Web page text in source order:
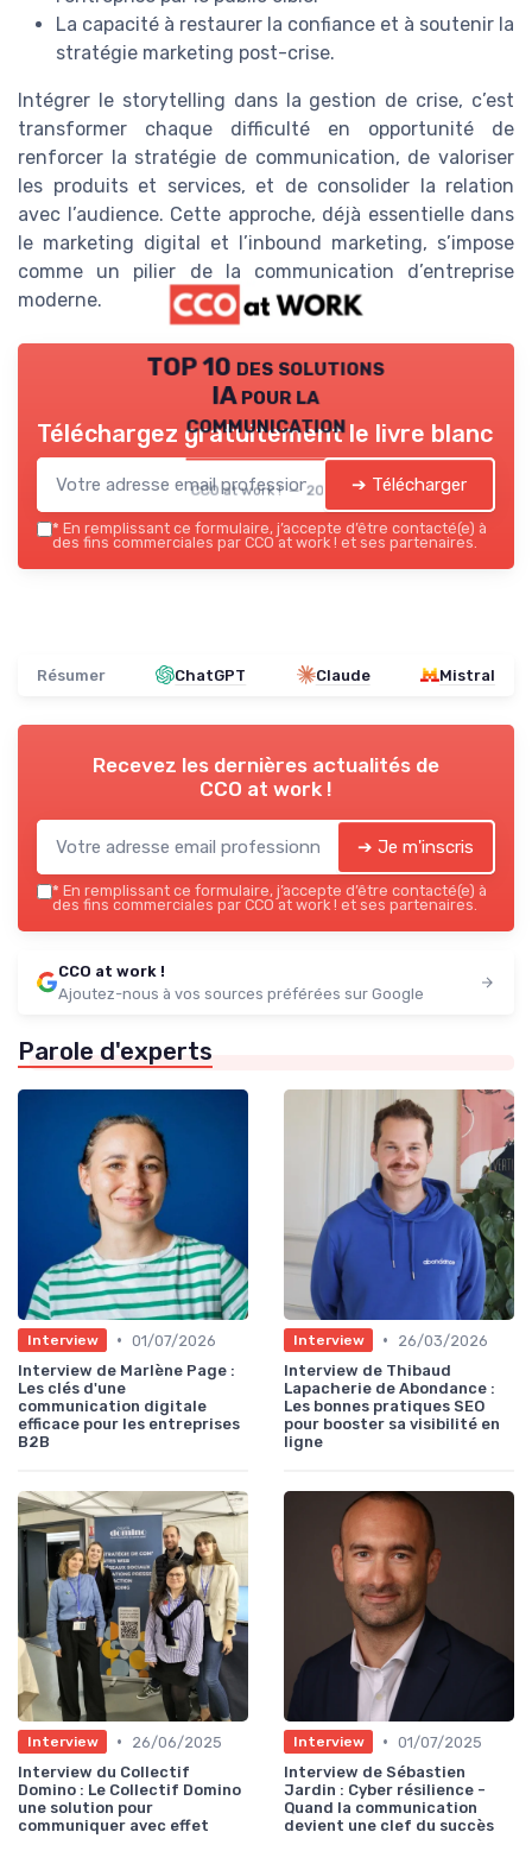
La capacité à restaurer la confiance et à soutenir la
stratégie marketing post-crise.
Intégrer le storytelling dans la gestion de crise, c’est
transformer chaque difficulté en opportunité de
renforcer la stratégie de communication, de valoriser
les produits et services, et de consolider la relation
avec l’audience. Cette approche, déjà essentielle dans
le marketing digital et l’inbound marketing, s’impose
comme un pilier de la communication d’entreprise
moderne.
TOP 10 des solutions
IA pour la
communication
CCO at work ! — 2026
Téléchargez gratuitement le livre blanc
➔ Télécharger
* En remplissant ce formulaire, j’accepte d’être contacté(e) à
des fins commerciales par CCO at work ! et ses partenaires.
Résumer ChatGPT Claude Mistral
Recevez les dernières actualités de
CCO at work !
➔ Je m'inscris
* En remplissant ce formulaire, j’accepte d’être contacté(e) à
des fins commerciales par CCO at work ! et ses partenaires.
CCO at work !
Ajoutez-nous à vos sources préférées sur Google
Parole d'experts
Interview • 01/07/2026
Interview de Marlène Page :
Les clés d'une
communication digitale
efficace pour les entreprises
B2B
Interview •
26/03/2026
Interview de Thibaud
Lapacherie de Abondance :
Les bonnes pratiques SEO
pour booster sa visibilité en
ligne
Interview •
26/06/2025
Interview du Collectif
Domino : Le Collectif Domino
une solution pour
communiquer avec effet
Interview • 01/07/2025
Interview de Sébastien
Jardin : Cyber résilience -
Quand la communication
devient une clef du succès